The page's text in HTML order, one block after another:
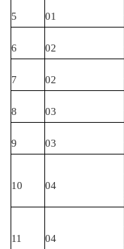
5 01
6 02
7 02
8 03
9 03
10 04
11 04